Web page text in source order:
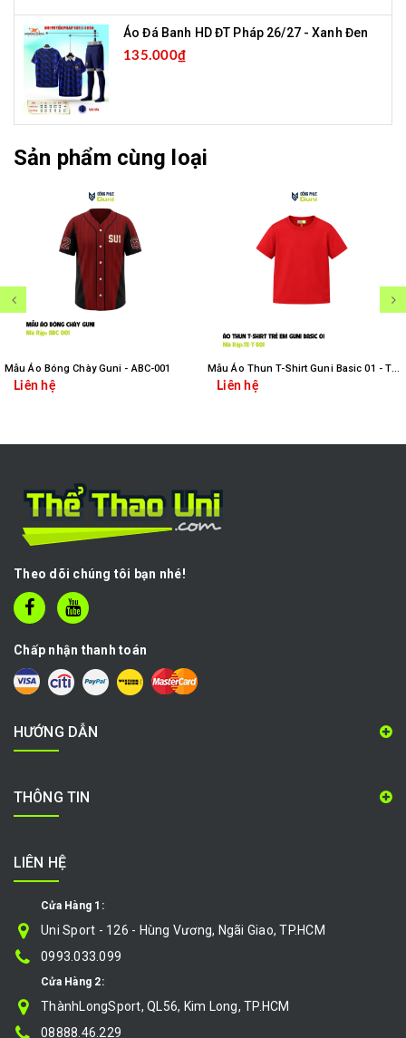
Áo Đá Banh HD ĐT Pháp 26/27 - Xanh Đen
135.000₫
Sản phẩm cùng loại
Mẫu Áo Bóng Chày Guni - ABC-001
Liên hệ
Mẫu Áo Thun T-Shirt Guni Basic 01 - TE-T-B01
Liên hệ
Theo dõi chúng tôi bạn nhé!
Chấp nhận thanh toán
HƯỚNG DẪN
THÔNG TIN
LIÊN HỆ
Cửa Hàng 1:
Uni Sport - 126 - Hùng Vương, Ngãi Giao, TP.HCM
0993.033.099
Cửa Hàng 2:
ThànhLongSport, QL56, Kim Long, TP.HCM
08888.46.229